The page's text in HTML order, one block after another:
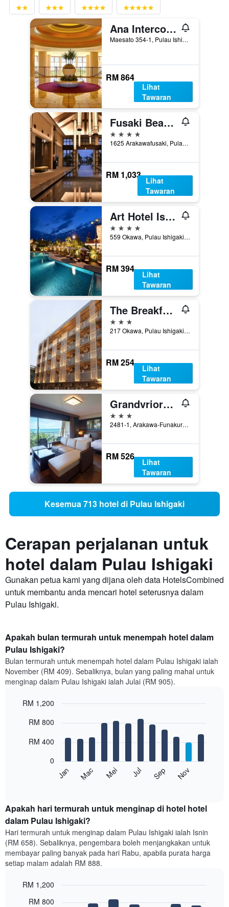
Ana Intercontinental Ishigaki Resort By IHG
Maesato 354-1, Pulau Ishigaki, Jepun
RM 864
Lihat
Tawaran
Fusaki Beach Resort Hotel & Villas
4 bintang
1625 Arakawafusaki, Pulau Ishigaki, Jepun
RM 1,033
Lihat
Tawaran
Art Hotel Ishigakijima
4 bintang
559 Okawa, Pulau Ishigaki, Jepun
RM 394
Lihat
Tawaran
The Breakfast Hotel Marche Ishigakijima
3 bintang
217 Okawa, Pulau Ishigaki, Jepun
RM 254
Lihat
Tawaran
Grandvrioresort Ishigakijima Ocean's Wing & Villa Garden
3 bintang
2481-1, Arakawa-Funakura, Pulau Ishigaki, Jepun
RM 526
Lihat
Tawaran
Kesemua 713 hotel di Pulau Ishigaki
Cerapan perjalanan untuk
hotel dalam Pulau Ishigaki
Gunakan petua kami yang dijana oleh data HotelsCombined
untuk membantu anda mencari hotel seterusnya dalam
Pulau Ishigaki.
Apakah bulan termurah untuk menempah hotel dalam
Pulau Ishigaki?
Bulan termurah untuk menempah hotel dalam Pulau Ishigaki ialah
November (RM 409). Sebaliknya, bulan yang paling mahal untuk
menginap dalam Pulau Ishigaki ialah Julai (RM 905).
chart
bars.
purata
bilik
setiap
bulan
Carta
mempunyai
1
memaparkan
graphic.
Jan Mac Mei Jul Sep Nov
0
RM 400
RM 800
RM 1,200
Apakah hari termurah untuk menginap di hotel hotel
dalam Pulau Ishigaki?
Hari termurah untuk menginap dalam Pulau Ishigaki ialah Isnin
(RM 658). Sebaliknya, pengembara boleh menjangkakan untuk
membayar paling banyak pada hari Rabu, apabila purata harga
setiap malam adalah RM 888.
chart
graphic.RM 800
RM 1,200